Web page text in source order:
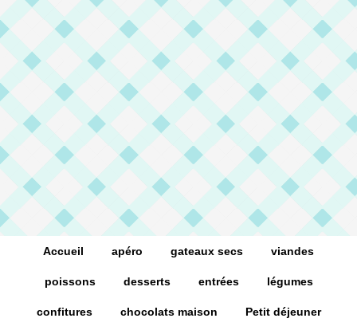
Accueil apéro gateaux secs viandes
poissons desserts entrées légumes
confitures chocolats maison Petit déjeuner